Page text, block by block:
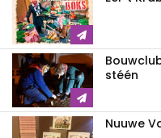
stéén
Nuuwe